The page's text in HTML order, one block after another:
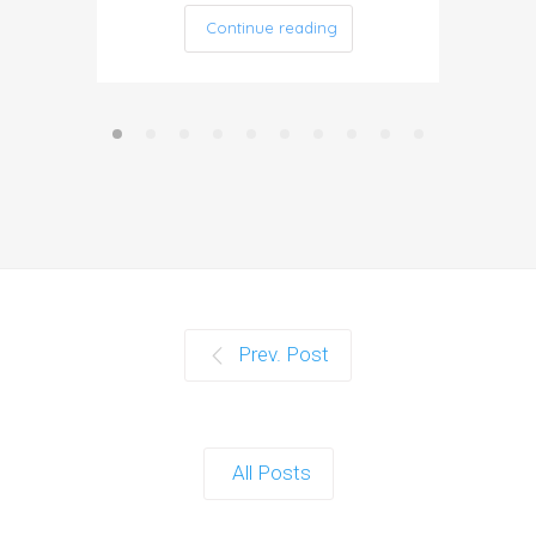
Continue reading
Prev. Post
All Posts